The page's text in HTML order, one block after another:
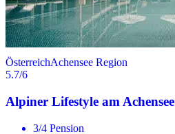
ÖsterreichAchensee Region
5.7/6
Alpiner Lifestyle am Achensee
3/4 Pension